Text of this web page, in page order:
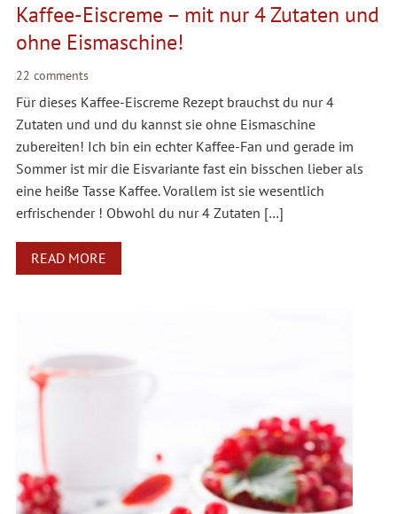
Kaffee-Eiscreme – mit nur 4 Zutaten und
ohne Eismaschine!
22 comments
Für dieses Kaffee-Eiscreme Rezept brauchst du nur 4
Zutaten und und du kannst sie ohne Eismaschine
zubereiten! Ich bin ein echter Kaffee-Fan und gerade im
Sommer ist mir die Eisvariante fast ein bisschen lieber als
eine heiße Tasse Kaffee. Vorallem ist sie wesentlich
erfrischender ! Obwohl du nur 4 Zutaten […]
READ MORE